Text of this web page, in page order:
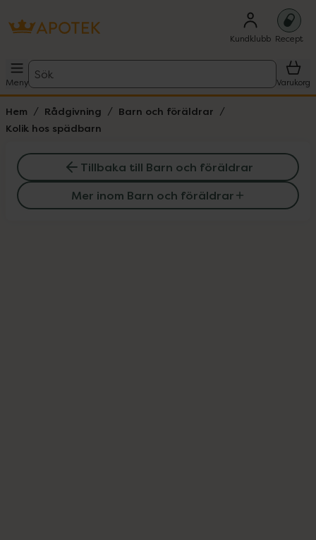
Kundklubb Recept
Meny
Sök
Varukorg
Hem Rådgivning
Barn och föräldrar
Kolik hos spädbarn
Tillbaka till Barn och föräldrar
Mer inom Barn och föräldrar